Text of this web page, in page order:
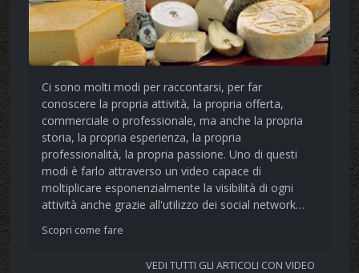
Ci sono molti modi per raccontarsi, per far
conoscere la propria attività, la propria offerta,
commerciale o professionale, ma anche la propria
storia, la propria esperienza, la propria
professionalità, la propria passione. Uno di questi
modi è farlo attraverso un video capace di
moltiplicare esponenzialmente la visibilità di ogni
attività anche grazie all'utilizzo dei social network…
Scopri come fare
VEDI TUTTI GLI ARTICOLI CON VIDEO